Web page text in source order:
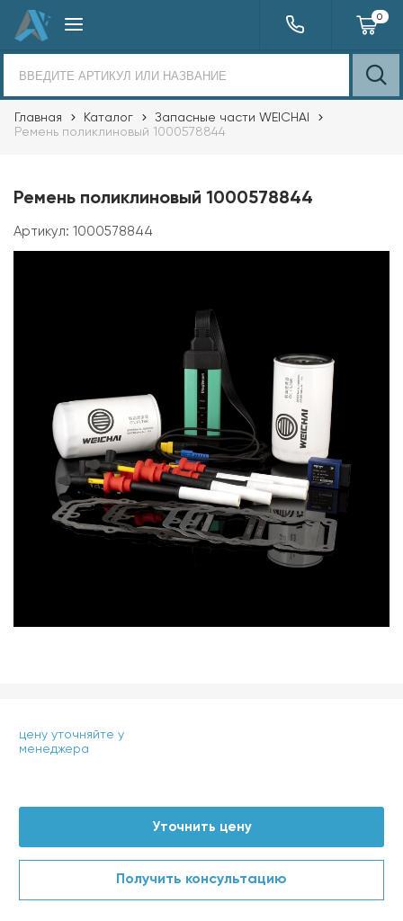
0
Главная Каталог
Запасные части WEICHAI
Ремень поликлиновый 1000578844
Ремень поликлиновый 1000578844
Артикул: 1000578844
цену уточняйте у
менеджера
Уточнить цену
Получить консультацию